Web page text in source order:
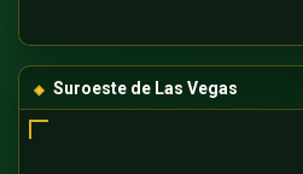
Suroeste de Las Vegas